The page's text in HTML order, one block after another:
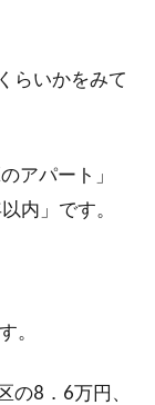
らいかをみて
アパート」
内」です。
。
の8．6万円、